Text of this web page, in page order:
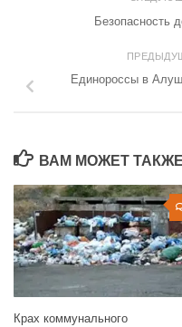
Безопасность
Единороссы в
ВАМ МОЖЕТ
Крах коммунального